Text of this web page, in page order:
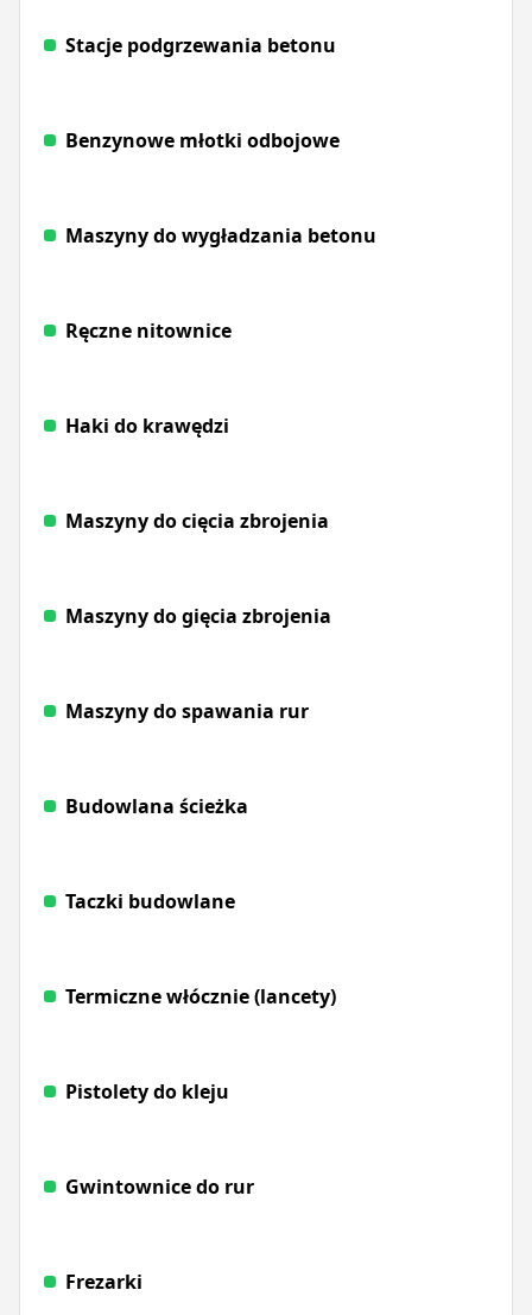
Stacje podgrzewania betonu
Benzynowe młotki odbojowe
Maszyny do wygładzania betonu
Ręczne nitownice
Haki do krawędzi
Maszyny do cięcia zbrojenia
Maszyny do gięcia zbrojenia
Maszyny do spawania rur
Budowlana ścieżka
Taczki budowlane
Termiczne włócznie (lancety)
Pistolety do kleju
Gwintownice do rur
Frezarki